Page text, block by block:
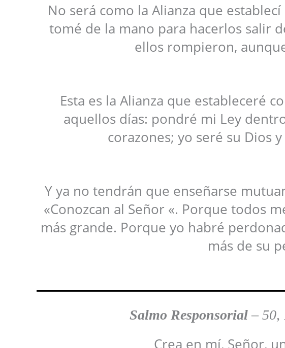
No será como la Alianza que
tomé de la mano para hacerlos salir
ellos rompieron,
Esta es la Alianza que estableceré
aquellos días: pondré mi Ley
corazones; yo seré su Dios
Y ya no tendrán que enseñarse
«Conozcan al Señor «. Porque todos
más grande. Porque yo habré
más de su
Salmo Responsorial –50,
Crea en mí, Señor,